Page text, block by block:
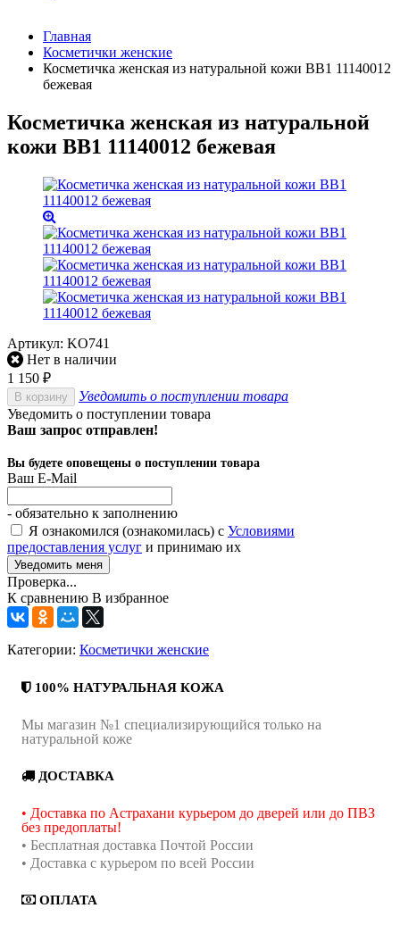
Главная
Косметички женские
Косметичка женская из натуральной кожи BB1 11140012
бежевая
Косметичка женская из натуральной
кожи BB1 11140012 бежевая
Артикул: KO741
Нет в наличии
1 150 ₽
В корзину
Уведомить о поступлении товара
Уведомить о поступлении товара
Ваш запрос отправлен!
Вы будете оповещены о поступлении товара
Ваш E-Mail
- обязательно к заполнению
Я ознакомился (ознакомилась) с Условиями
предоставления услуг и принимаю их
Проверка...
К сравнению В избранное
Категории: Косметички женские
100% НАТУРАЛЬНАЯ КОЖА
Мы магазин №1 специализирующийся только на
натуральной коже
ДОСТАВКА
• Доставка по Астрахани курьером до дверей или до ПВЗ
без предоплаты!
• Бесплатная доставка Почтой России
• Доставка с курьером по всей России
ОПЛАТА